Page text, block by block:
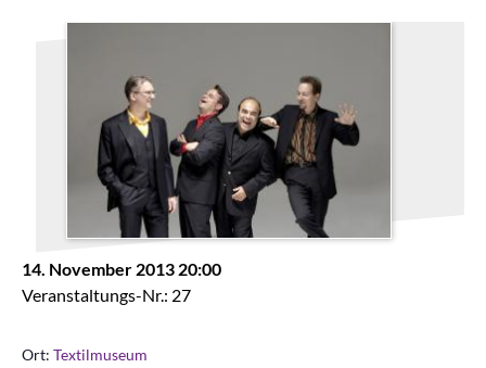
14. November 2013 20:00
Veranstaltungs-Nr.: 27
Ort: Textilmuseum